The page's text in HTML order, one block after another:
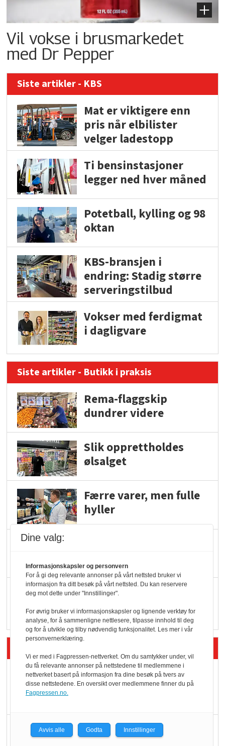
Vil vokse i brusmarkedet
med Dr Pepper
Siste artikler - KBS
Mat er viktigere enn
pris når elbilister
velger ladestopp
Ti bensinstasjoner
legger ned hver måned
Potetball, kylling og 98
oktan
KBS-bransjen i
endring: Stadig større
serveringstilbud
Vokser med ferdigmat
i dagligvare
Siste artikler - Butikk i praksis
Rema-flaggskip
dundrer videre
Slik opprettholdes
ølsalget
Færre varer, men fulle
hyller
Q passerte 1 milliard i
Rema i 2025
Kolonihagens norske
yoghurt: Trues av
Marit Kolby vant
Dine valg:
Informasjonskapsler og personvern
For å gi deg relevante annonser på vårt nettsted bruker vi
informasjon fra ditt besøk på vårt nettsted. Du kan reservere
deg mot dette under "Innstillinger".
For øvrig bruker vi informasjonskapsler og lignende verktøy for
analyse, for å sammenligne nettlesere, tilpasse innhold til deg
og for å utvikle og tilby nødvendig funksjonalitet. Les mer i vår
personvernerklæring.
Vi er med i Fagpressen-nettverket. Om du samtykker under, vil
du få relevante annonser på nettstedene til medlemmene i
nettverket basert på informasjon fra dine besøk på tvers av
disse nettstedene. En oversikt over medlemmene finner du på
Fagpressen.no.
Avvis alle Godta Innstillinger